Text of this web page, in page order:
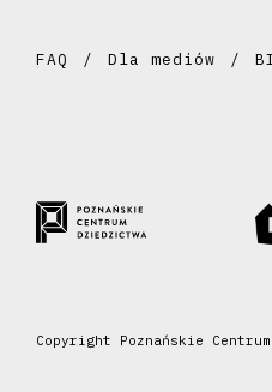
FAQ Dla mediów
Copyright Poznańskie